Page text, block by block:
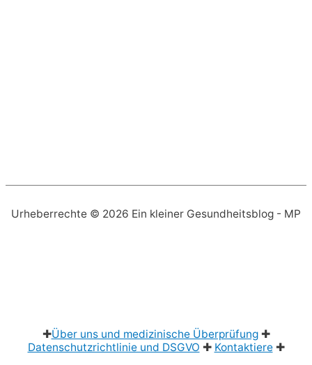
Urheberrechte © 2026 Ein kleiner Gesundheitsblog - MP
✚Über uns und medizinische Überprüfung✚
Datenschutzrichtlinie und DSGVO ✚ Kontaktiere✚